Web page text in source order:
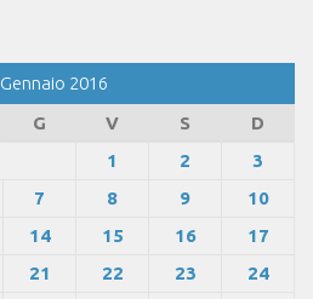
Gennaio 2016
G V S
D
1
2
3
7 8 9
10
14 15 16
17
21 22 23
24